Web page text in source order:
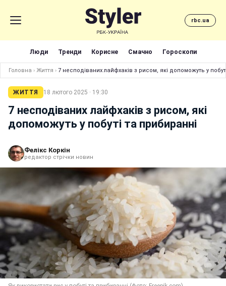
rbc.ua
Люди Тренди Корисне Смачно Гороскопи
Головна › Життя › 7 несподіваних лайфхаків з рисом, які допоможуть у
ЖИТТЯ 18 лютого 2025 · 19:30
7 несподіваних лайфхаків з рисом, які
допоможуть у побуті та прибиранні
Фелікс Коркін
редактор стрічки новин